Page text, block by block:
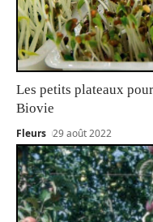
Les petits plateaux
Biovie
Fleurs 29 août 2022